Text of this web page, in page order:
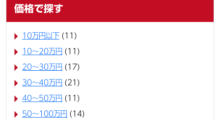
価格で探す
10万円以下 (11)
10〜20万円 (11)
20〜30万円 (17)
30〜40万円 (21)
40〜50万円 (11)
50〜100万円 (14)